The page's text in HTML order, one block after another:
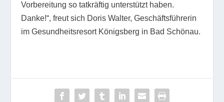
Vorbereitung so tatkräftig unterstützt haben.
Danke!“, freut sich Doris Walter, Geschäftsführerin
im Gesundheitsresort Königsberg in Bad Schönau.